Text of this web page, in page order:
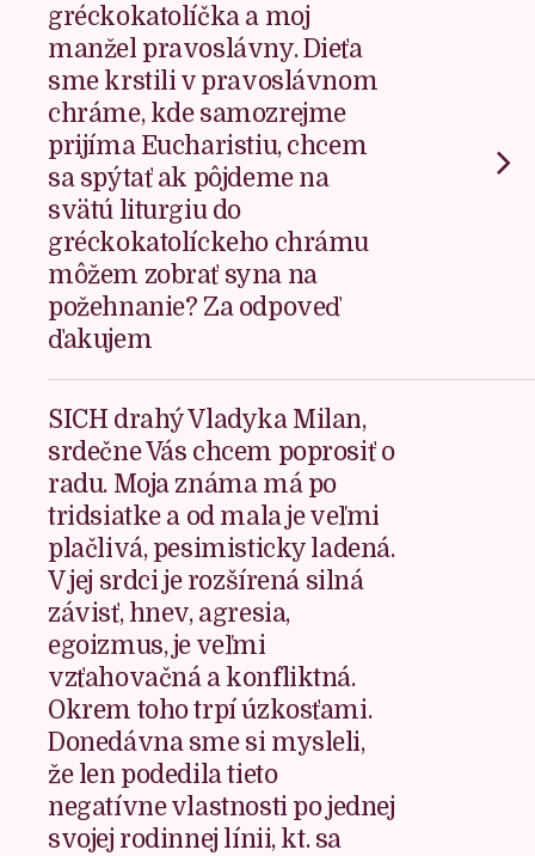
gréckokatolíčka a moj
manžel pravoslávny. Dieťa
sme krstili v pravoslávnom
chráme, kde samozrejme
prijíma Eucharistiu, chcem
sa spýtať ak pôjdeme na
svätú liturgiu do
gréckokatolíckeho chrámu
môžem zobrať syna na
požehnanie? Za odpoveď
ďakujem
SICH drahý Vladyka Milan,
srdečne Vás chcem poprosiť o
radu. Moja známa má po
tridsiatke a od mala je veľmi
plačlivá, pesimisticky ladená.
V jej srdci je rozšírená silná
závisť, hnev, agresia,
egoizmus, je veľmi
vzťahovačná a konfliktná.
Okrem toho trpí úzkosťami.
Donedávna sme si mysleli,
že len podedila tieto
negatívne vlastnosti po jednej
svojej rodinnej línii, kt. sa